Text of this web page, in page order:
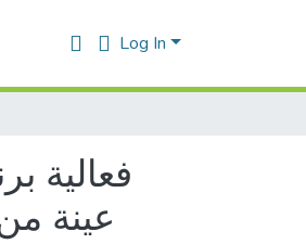
Log In
فعالية
عينة